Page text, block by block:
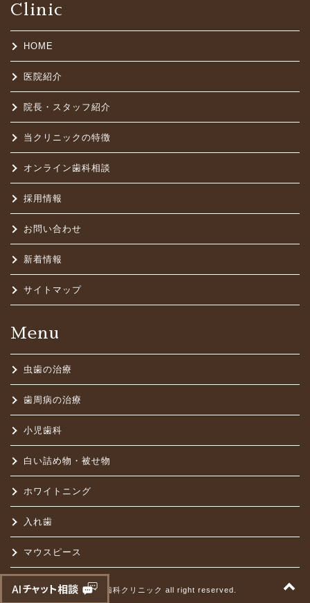
Clinic
HOME
医院紹介
院長・スタッフ紹介
当クリニックの特徴
オンライン歯科相談
採用情報
お問い合わせ
新着情報
サイトマップ
Menu
虫歯の治療
歯周病の治療
小児歯科
白い詰め物・被せ物
ホワイトニング
入れ歯
マウスピース
©はらだ歯科クリニック all right reserved.